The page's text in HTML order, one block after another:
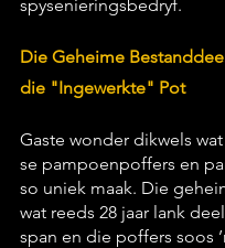
spysenieringsbedryf.
Die Geheime
die "Ingewerkte" Pot
Gaste wonder dikwels
se pampoenpoffers en
so uniek maak. Die
wat reeds 28 jaar lank
span en die poffers soos